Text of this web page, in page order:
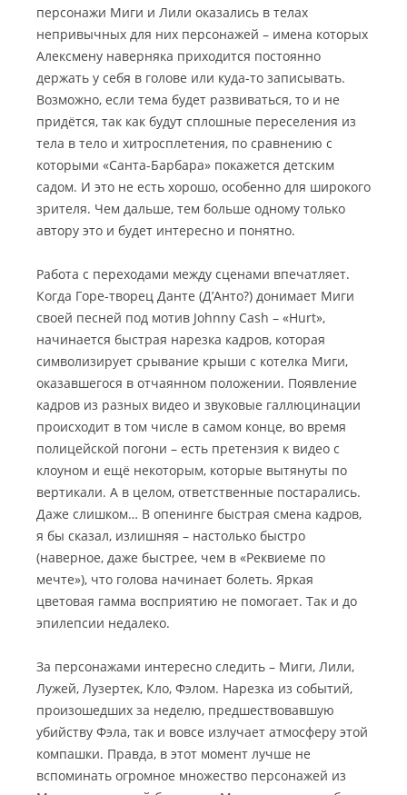
персонажи Миги и Лили оказались в телах
непривычных для них персонажей – имена которых
Алексмену наверняка приходится постоянно
держать у себя в голове или куда-то записывать.
Возможно, если тема будет развиваться, то и не
придётся, так как будут сплошные переселения из
тела в тело и хитросплетения, по сравнению с
которыми «Санта-Барбара» покажется детским
садом. И это не есть хорошо, особенно для широкого
зрителя. Чем дальше, тем больше одному только
автору это и будет интересно и понятно.
Работа с переходами между сценами впечатляет.
Когда Горе-творец Данте (Д’Анто?) донимает Миги
своей песней под мотив Johnny Cash – «Hurt»,
начинается быстрая нарезка кадров, которая
символизирует срывание крыши с котелка Миги,
оказавшегося в отчаянном положении. Появление
кадров из разных видео и звуковые галлюцинации
происходит в том числе в самом конце, во время
полицейской погони – есть претензия к видео с
клоуном и ещё некоторым, которые вытянуты по
вертикали. А в целом, ответственные постарались.
Даже слишком… В опенинге быстрая смена кадров,
я бы сказал, излишняя – настолько быстро
(наверное, даже быстрее, чем в «Реквиеме по
мечте»), что голова начинает болеть. Яркая
цветовая гамма восприятию не помогает. Так и до
эпилепсии недалеко.
За персонажами интересно следить – Миги, Лили,
Лужей, Лузертек, Кло, Фэлом. Нарезка из событий,
произошедших за неделю, предшествовавшую
убийству Фэла, так и вовсе излучает атмосферу этой
компашки. Правда, в этот момент лучше не
вспоминать огромное множество персонажей из